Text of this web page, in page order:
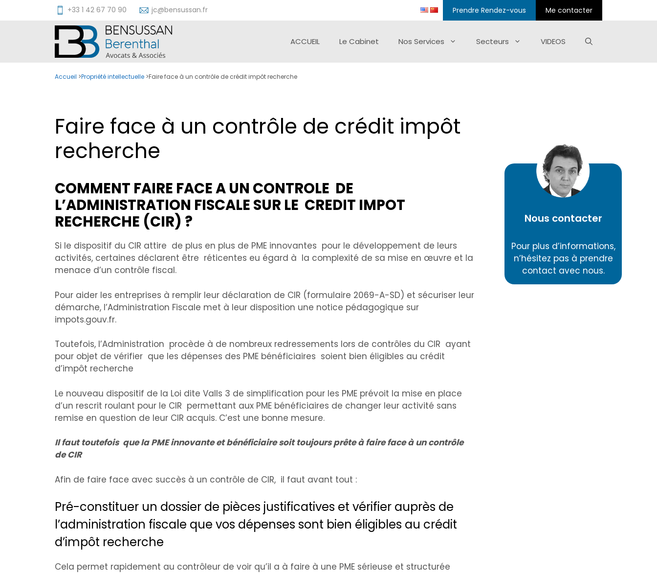
+33 1 42 67 70 90 jc@bensussan.fr Prendre Rendez-vous Me contacter
ACCUEIL Le Cabinet Nos Services Secteurs VIDEOS
Accueil >Propriété intellectuelle >Faire face à un contrôle de crédit impôt recherche
Faire face à un contrôle de crédit impôt
recherche
COMMENT FAIRE FACE A UN CONTROLE DE
L’ADMINISTRATION FISCALE SUR LE CREDIT IMPOT
RECHERCHE (CIR) ?
Si le dispositif du CIR attire de plus en plus de PME innovantes pour le développement de leurs
activités, certaines déclarent être réticentes eu égard à la complexité de sa mise en œuvre et la
menace d’un contrôle fiscal.
Pour aider les entreprises à remplir leur déclaration de CIR (formulaire 2069-A-SD) et sécuriser leur
démarche, l’Administration Fiscale met à leur disposition une notice pédagogique sur
impots.gouv.fr.
Toutefois, l’Administration procède à de nombreux redressements lors de contrôles du CIR ayant
pour objet de vérifier que les dépenses des PME bénéficiaires soient bien éligibles au crédit
d’impôt recherche
Le nouveau dispositif de la Loi dite Valls 3 de simplification pour les PME prévoit la mise en place
d’un rescrit roulant pour le CIR permettant aux PME bénéficiaires de changer leur activité sans
remise en question de leur CIR acquis. C’est une bonne mesure.
Il faut toutefois que la PME innovante et bénéficiaire soit toujours prête à faire face à un contrôle
de CIR
Afin de faire face avec succès à un contrôle de CIR, il faut avant tout :
Pré-constituer un dossier de pièces justificatives et vérifier auprès de
l’administration fiscale que vos dépenses sont bien éligibles au crédit
d’impôt recherche
Cela permet rapidement au contrôleur de voir qu’il a à faire à une PME sérieuse et structurée
Nous contacter
Pour plus d’informations,
n’hésitez pas à prendre
contact avec nous.